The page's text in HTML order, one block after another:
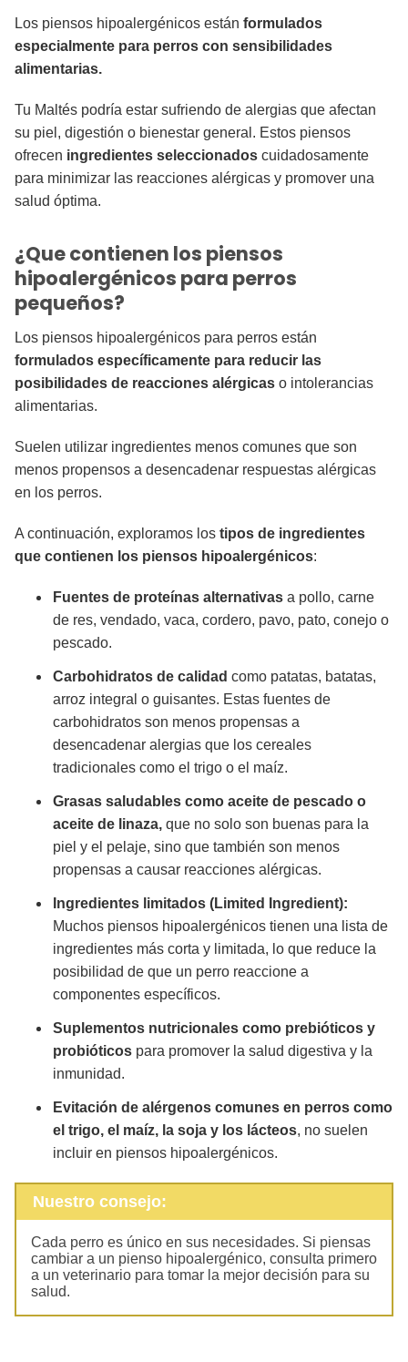
Los piensos hipoalergénicos están formulados
especialmente para perros con sensibilidades
alimentarias.
Tu Maltés podría estar sufriendo de alergias que afectan
su piel, digestión o bienestar general. Estos piensos
ofrecen ingredientes seleccionados cuidadosamente
para minimizar las reacciones alérgicas y promover una
salud óptima.
¿Que contienen los piensos
hipoalergénicos para perros
pequeños?
Los piensos hipoalergénicos para perros están
formulados específicamente para reducir las
posibilidades de reacciones alérgicas o intolerancias
alimentarias.
Suelen utilizar ingredientes menos comunes que son
menos propensos a desencadenar respuestas alérgicas
en los perros.
A continuación, exploramos los tipos de ingredientes
que contienen los piensos hipoalergénicos:
Fuentes de proteínas alternativas a pollo, carne
de res, vendado, vaca, cordero, pavo, pato, conejo o
pescado.
Carbohidratos de calidad como patatas, batatas,
arroz integral o guisantes. Estas fuentes de
carbohidratos son menos propensas a
desencadenar alergias que los cereales
tradicionales como el trigo o el maíz.
Grasas saludables como aceite de pescado o
aceite de linaza, que no solo son buenas para la
piel y el pelaje, sino que también son menos
propensas a causar reacciones alérgicas.
Ingredientes limitados (Limited Ingredient):
Muchos piensos hipoalergénicos tienen una lista de
ingredientes más corta y limitada, lo que reduce la
posibilidad de que un perro reaccione a
componentes específicos.
Suplementos nutricionales como prebióticos y
probióticos para promover la salud digestiva y la
inmunidad.
Evitación de alérgenos comunes en perros como
el trigo, el maíz, la soja y los lácteos, no suelen
incluir en piensos hipoalergénicos.
Nuestro consejo:
Cada perro es único en sus necesidades. Si piensas
cambiar a un pienso hipoalergénico, consulta primero
a un veterinario para tomar la mejor decisión para su
salud.